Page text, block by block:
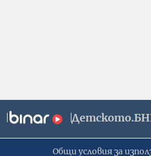
Общи условия за